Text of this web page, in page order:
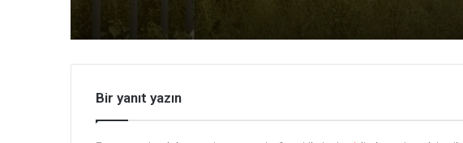
Bir yanıt yazın